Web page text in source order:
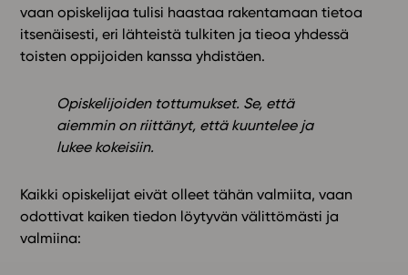
vaan opiskelijaa tulisi haastaa rakentamaan tietoa
itsenäisesti, eri lähteistä tulkiten ja tieoa yhdessä
toisten oppijoiden kanssa yhdistäen.
Opiskelijoiden tottumukset. Se, että
aiemmin on riittänyt, että kuuntelee ja
lukee kokeisiin.
Kaikki opiskelijat eivät olleet tähän valmiita, vaan
odottivat kaiken tiedon löytyvän välittömästi ja
valmiina: